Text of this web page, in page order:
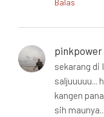
Balas
pinkpower
sekarang di
saljuuuuu...
kangen
sih maunya...